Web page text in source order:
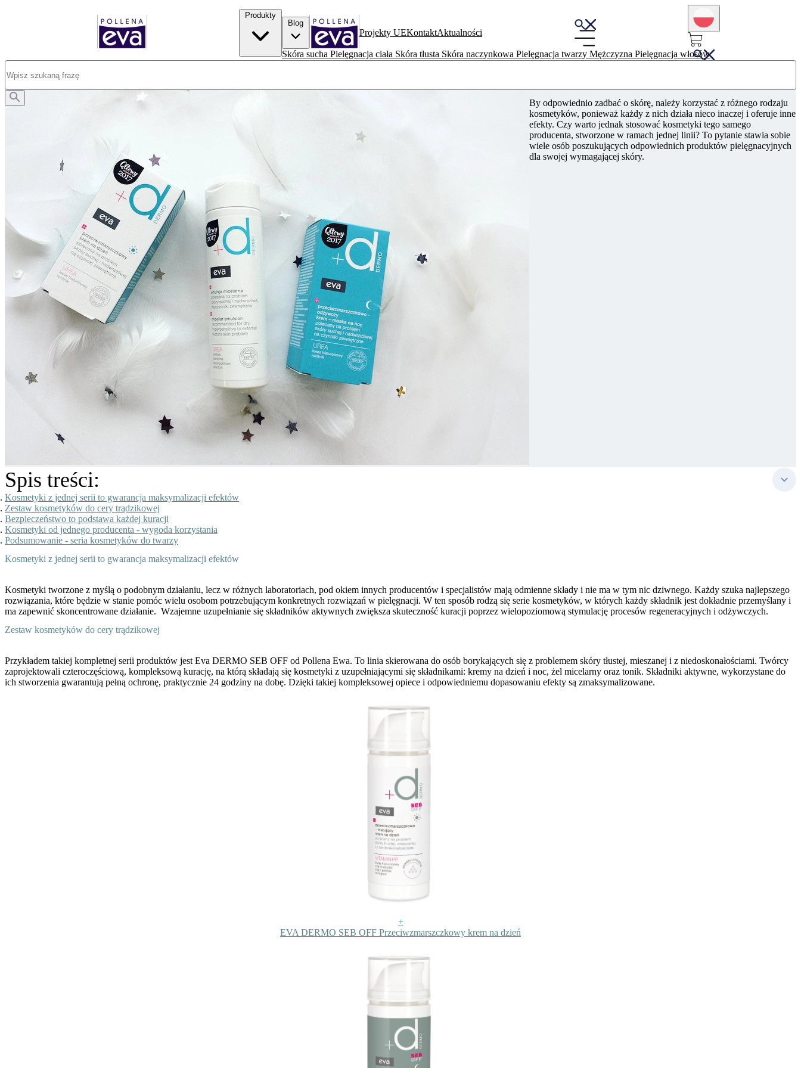
Produkty
Blog
Skóra sucha Pielęgnacja ciała Skóra tłusta Skóra naczynkowa Pielęgnacja twarzy Mężczyzna Pielęgnacja włosów
Projekty UEKontaktAktualności
Opublikowano: 25.07.2025
Dlaczego warto stosować kosmetyki z jednej serii?
By odpowiednio zadbać o skórę, należy korzystać z różnego rodzaju
kosmetyków, ponieważ każdy z nich działa nieco inaczej i oferuje inne
efekty. Czy warto jednak stosować kosmetyki tego samego
producenta, stworzone w ramach jednej linii? To pytanie stawia sobie
wiele osób poszukujących odpowiednich produktów pielęgnacyjnych
dla swojej wymagającej skóry.
Spis treści:
Kosmetyki z jednej serii to gwarancja maksymalizacji efektów
Zestaw kosmetyków do cery trądzikowej
Bezpieczeństwo to podstawa każdej kuracji
Kosmetyki od jednego producenta - wygoda korzystania
Podsumowanie - seria kosmetyków do twarzy
Kosmetyki z jednej serii to gwarancja maksymalizacji efektów
Kosmetyki tworzone z myślą o podobnym działaniu, lecz w różnych laboratoriach, pod okiem innych producentów i specjalistów mają odmienne składy i nie ma w tym nic dziwnego. Każdy szuka najlepszego
rozwiązania, które będzie w stanie pomóc wielu osobom potrzebującym konkretnych rozwiązań w pielęgnacji. W ten sposób rodzą się serie kosmetyków, w których każdy składnik jest dokładnie przemyślany i
ma zapewnić skoncentrowane działanie. Wzajemne uzupełnianie się składników aktywnych zwiększa skuteczność kuracji poprzez wielopoziomową stymulację procesów regeneracyjnych i odżywczych.
Zestaw kosmetyków do cery trądzikowej
Przykładem takiej kompletnej serii produktów jest Eva DERMO SEB OFF od Pollena Ewa. To linia skierowana do osób borykających się z problemem skóry tłustej, mieszanej i z niedoskonałościami. Twórcy
zaprojektowali czteroczęściową, kompleksową kurację, na którą składają się kosmetyki z uzupełniającymi się składnikami: kremy na dzień i noc, żel micelarny oraz tonik. Składniki aktywne, wykorzystane do
ich stworzenia gwarantują pełną ochronę, praktycznie 24 godziny na dobę. Dzięki takiej kompleksowej opiece i odpowiedniemu dopasowaniu efekty są zmaksymalizowane.
+
EVA DERMO SEB OFF Przeciwzmarszczkowy krem na dzień